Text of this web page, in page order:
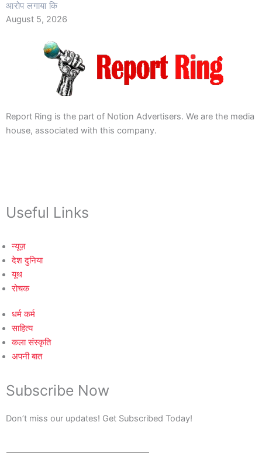
आरोप लगाया कि
August 5, 2026
Report Ring is the part of Notion Advertisers. We are the media
house, associated with this company.
Useful Links
न्यूज़
देश दुनिया
यूथ
रोचक
धर्म कर्म
साहित्य
कला संस्कृति
अपनी बात
Subscribe Now
Don’t miss our updates! Get Subscribed Today!